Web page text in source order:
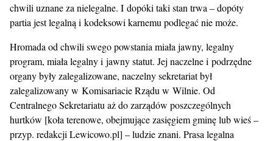
chwili uznane za nielegalne. I dopóki taki stan trwa – dopóty
partia jest legalną i kodeksowi karnemu podlegać nie może.
Hromada od chwili swego powstania miała jawny, legalny
program, miała legalny i jawny statut. Jej naczelne i podrzędne
organy były zalegalizowane, naczelny sekretariat był
zalegalizowany w Komisariacie Rządu w Wilnie. Od
Centralnego Sekretariatu aż do zarządów poszczególnych
hurtków [koła terenowe, obejmujące zasięgiem gminę lub wieś –
przyp. redakcji Lewicowo.pl] – ludzie znani. Prasa legalna